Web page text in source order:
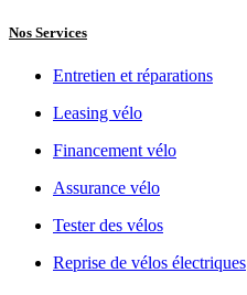
Nos Services
Entretien et réparations
Leasing vélo
Financement vélo
Assurance vélo
Tester des vélos
Reprise de vélos électriques